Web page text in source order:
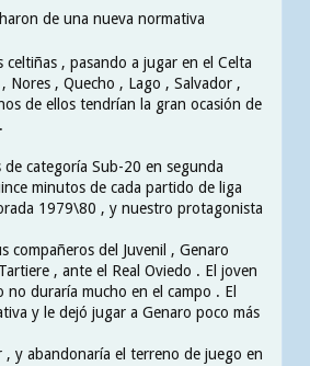
de una nueva normativa
, pasando a jugar en el Celta
Nores , Quecho , Lago , Salvador ,
de ellos tendrían la gran ocasión de
categoría Sub-20 en segunda
minutos de cada partido de liga
1979\80 , y nuestro protagonista
compañeros del Juvenil , Genaro
, ante el Real Oviedo . El joven
duraría mucho en el campo . El
y le dejó jugar a Genaro poco más
y abandonaría el terreno de juego en